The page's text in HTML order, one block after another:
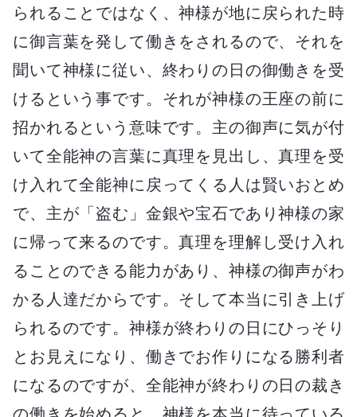
られることではなく、神様が地に戻られた時
に御言葉を発して働きをされるので、それを
聞いて神様に従い、終わりの日の御働きを受
けるという事です。それが神様の王座の前に
招かれるという意味です。主の御声に気が付
いて全能神の言葉に真理を見出し、真理を受
け入れて全能神に戻ってくる人は賢いおとめ
で、主が「盗む」金銀や宝石であり神様の家
に帰って来るのです。真理を理解し受け入れ
ることのできる能力があり、神様の御声がわ
かる人達だからです。そして本当に引き上げ
られるのです。神様が終わりの日にひっそり
とお見えになり、働きでお作りになる勝利者
になるのですが、全能神が終わりの日の裁き